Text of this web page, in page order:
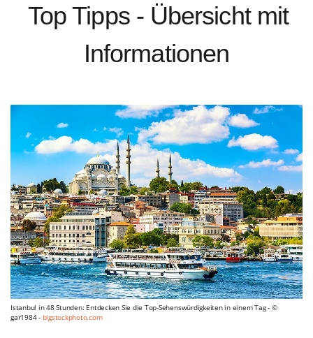
Top Tipps - Übersicht mit
Informationen
Istanbul in 48 Stunden: Entdecken Sie die Top-Sehenswürdigkeiten in einem Tag - ©
gar1984 - bigstockphoto.com